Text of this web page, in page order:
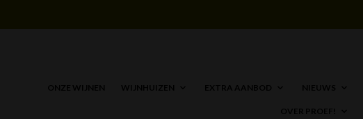
ONZE WIJNEN WIJNHUIZEN EXTRA AANBOD NIEUWS
OVER PROEF!